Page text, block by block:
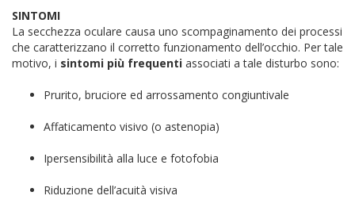
SINTOMI
La secchezza oculare causa uno scompaginamento dei processi
che caratterizzano il corretto funzionamento dell’occhio. Per tale
motivo, i sintomi più frequenti associati a tale disturbo sono:
Prurito, bruciore ed arrossamento congiuntivale
Affaticamento visivo (o astenopia)
Ipersensibilità alla luce e fotofobia
Riduzione dell’acuità visiva